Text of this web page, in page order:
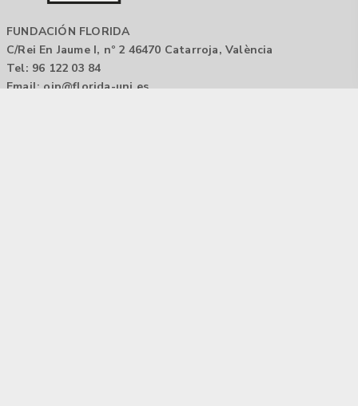
FUNDACIÓN FLORIDA
C/Rei En Jaume I, nº 2 46470 Catarroja, València
Tel: 96 122 03 84
Email: oip@florida-uni.es